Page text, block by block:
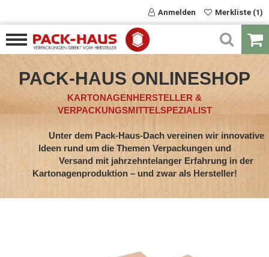
Anmelden Merkliste (1)
PACK-HAUS ONLINESHOP
KARTONAGENHERSTELLER &
VERPACKUNGSMITTELSPEZIALIST
Unter dem Pack-Haus-Dach vereinen wir innovative
Ideen rund um die Themen Verpackungen und
Versand mit jahrzehntelanger Erfahrung in der
Kartonagenproduktion – und zwar als Hersteller!